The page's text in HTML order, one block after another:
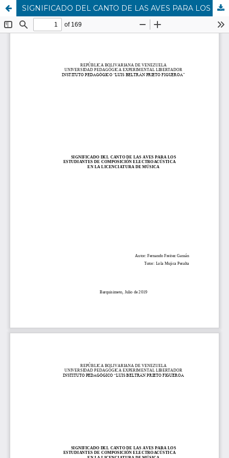
SIGNIFICADO DEL CANTO DE LAS AVES PARA LOS ESTUDIANTES DE COMPOSICIÓN ELECTROACÚSTICA EN LA LICENCIATURA DE MÚSICA